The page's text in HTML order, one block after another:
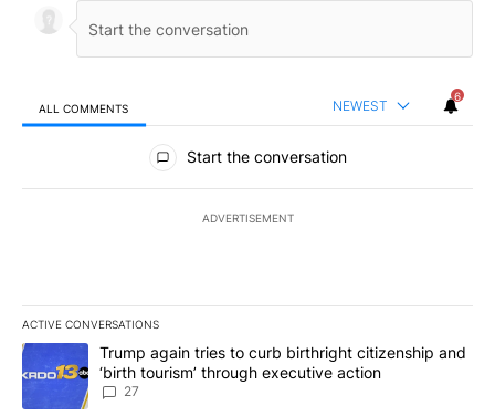
ALL COMMENTS NEWEST
6
All Comments
Start the conversation
ADVERTISEMENT
ACTIVE CONVERSATIONS
The following is a list of the most commented articles in the last
A trending article titled "Trump again tries to curb birthright
Trump again tries to curb birthright citizenship and
‘birth tourism’ through executive action
27